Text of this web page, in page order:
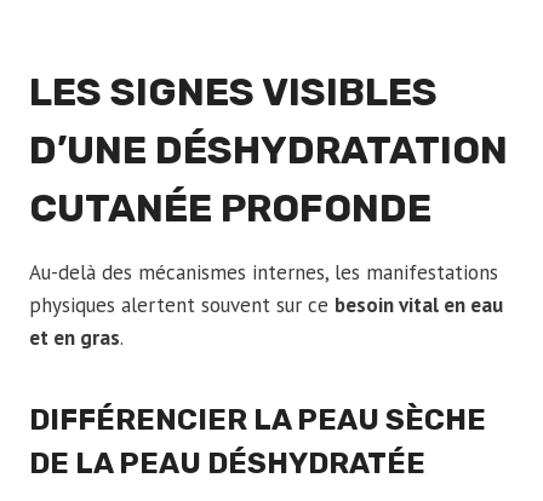
LES SIGNES VISIBLES
D’UNE DÉSHYDRATATION
CUTANÉE PROFONDE
Au-delà des mécanismes internes, les manifestations
physiques alertent souvent sur ce besoin vital en eau
et en gras.
DIFFÉRENCIER LA PEAU SÈCHE
DE LA PEAU DÉSHYDRATÉE